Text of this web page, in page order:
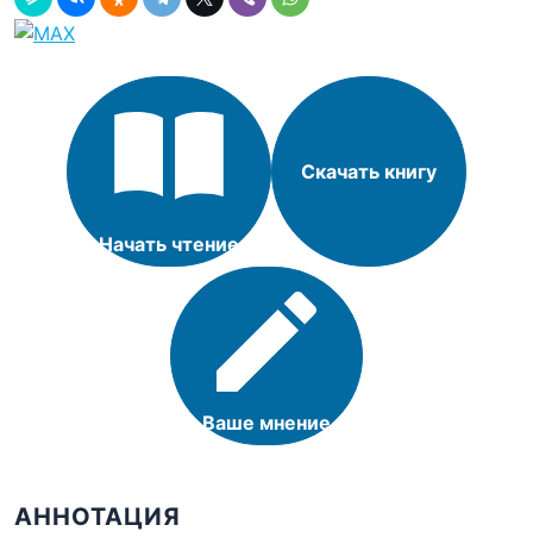
Начать чтение
Скачать книгу
Ваше мнение
АННОТАЦИЯ